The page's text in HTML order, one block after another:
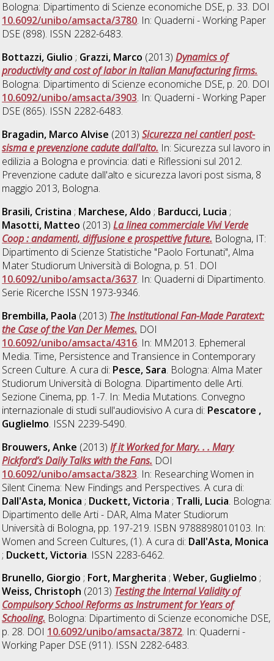
Bologna: Dipartimento di Scienze economiche DSE, p. 33. DOI
10.6092/unibo/amsacta/3780. In: Quaderni - Working Paper
DSE (898). ISSN 2282-6483.
Bottazzi, Giulio ; Grazzi, Marco (2013)Dynamics of
productivity and cost of labor in Italian Manufacturing firms.
Bologna: Dipartimento di Scienze economiche DSE, p. 20. DOI
10.6092/unibo/amsacta/3903. In: Quaderni - Working Paper
DSE (865). ISSN 2282-6483.
Bragadin, Marco Alvise (2013)Sicurezza nei cantieri post-
sisma e prevenzione cadute dall'alto. In: Sicurezza sul lavoro in
edilizia a Bologna e provincia: dati e Riflessioni sul 2012.
Prevenzione cadute dall'alto e sicurezza lavori post sisma, 8
maggio 2013, Bologna.
Brasili, Cristina ; Marchese, Aldo ; Barducci, Lucia ;
Masotti, Matteo (2013)La linea commerciale Vivi Verde
Coop : andamenti, diffusione e prospettive future. Bologna, IT:
Dipartimento di Scienze Statistiche "Paolo Fortunati", Alma
Mater Studiorum Università di Bologna, p. 51. DOI
10.6092/unibo/amsacta/3637. In: Quaderni di Dipartimento.
Serie Ricerche ISSN 1973-9346.
Brembilla, Paola (2013) The Institutional Fan-Made Paratext:
the Case of the Van Der Memes. DOI
10.6092/unibo/amsacta/4316. In: MM2013. Ephemeral
Media. Time, Persistence and Transience in Contemporary
Screen Culture. A cura di: Pesce, Sara. Bologna: Alma Mater
Studiorum Università di Bologna. Dipartimento delle Arti.
Sezione Cinema, pp. 1-7. In: Media Mutations. Convegno
internazionale di studi sull'audiovisivo A cura di: Pescatore ,
Guglielmo. ISSN 2239-5490.
Brouwers, Anke (2013)If it Worked for Mary. . . Mary
Pickford’s Daily Talks with the Fans. DOI
10.6092/unibo/amsacta/3823. In: Researching Women in
Silent Cinema: New Findings and Perspectives. A cura di:
Dall'Asta, Monica ; Duckett, Victoria ; Tralli, Lucia. Bologna:
Dipartimento delle Arti - DAR, Alma Mater Studiorum
Università di Bologna, pp. 197-219. ISBN 9788898010103. In:
Women and Screen Cultures, (1). A cura di: Dall'Asta, Monica
; Duckett, Victoria. ISSN 2283-6462.
Brunello, Giorgio ; Fort, Margherita ;Weber, Guglielmo ;
Weiss, Christoph (2013) Testing the Internal Validity of
Compulsory School Reforms as Instrument for Years of
Schooling. Bologna: Dipartimento di Scienze economiche DSE,
p. 28. DOI 10.6092/unibo/amsacta/3872. In: Quaderni -
Working Paper DSE (911). ISSN 2282-6483.